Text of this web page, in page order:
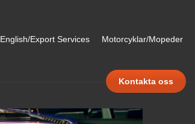
Kontakta oss
English/Export Services Motorcyklar/Mopeder